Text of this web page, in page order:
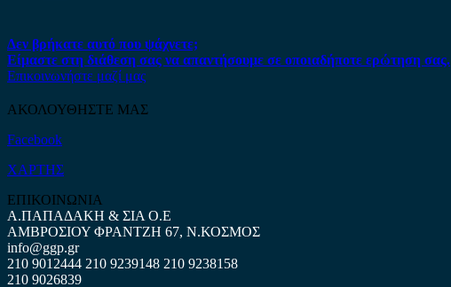
Δεν βρήκατε αυτό που ψάχνετε;
Είμαστε στη διάθεση σας να απαντήσουμε σε οποιαδήποτε ερώτηση σας.
Επικοινωνήστε μαζί μας
ΑΚΟΛΟΥΘΗΣΤΕ ΜΑΣ
Facebook
ΧΑΡΤΗΣ
ΕΠΙΚΟΙΝΩΝΙΑ
Α.ΠΑΠΑΔΑΚΗ & ΣΙΑ Ο.Ε
ΑΜΒΡΟΣΙΟΥ ΦΡΑΝΤΖΗ 67, Ν.ΚΟΣΜΟΣ
info@ggp.gr
210 9012444 210 9239148 210 9238158
210 9026839